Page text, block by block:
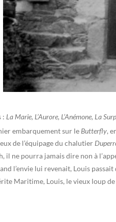
: La Marie, L’Aurore, L’Anémone, La
embarquement sur le Butterfly,
de l’équipage du chalutier
ne pourra jamais dire non à
l’envie lui revenait, Louis
Maritime, Louis, le vieux loup